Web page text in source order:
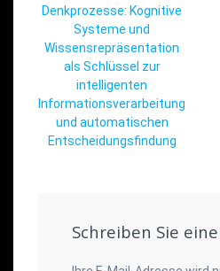
Beitrag:
Denkprozesse: Kognitive
Systeme und
Wissensrepräsentation
als Schlüssel zur
intelligenten
Informationsverarbeitung
und automatischen
Entscheidungsfindung
Schreiben Sie